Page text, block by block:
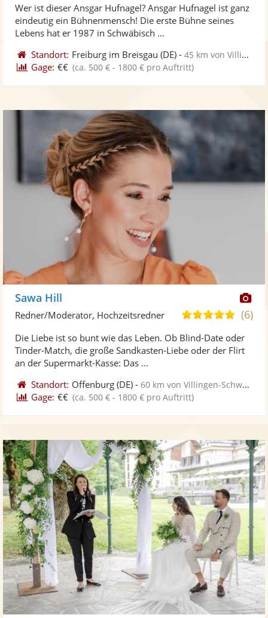
Fotos
5
Wer ist dieser Ansgar Hufnagel? Ansgar Hufnagel ist ganz
eindeutig ein Bühnenmensch! Die erste Bühne seines
Lebens hat er 1987 in Schwäbisch ...
Standort: Freiburg im Breisgau (DE) -45 km von Villingen-Schwenningen
Gage: €€ (ca. 500 € - 1800 € pro Auftritt)
Sawa Hill
5,0
5
(6)
Redner/Moderator, Hochzeitsredner
Die Liebe ist so bunt wie das Leben. Ob Blind-Date oder
Tinder-Match, die große Sandkasten-Liebe oder der Flirt
an der Supermarkt-Kasse: Das ...
Standort: Offenburg (DE) -60 km von Villingen-Schwenningen
Gage: €€ (ca. 500 € - 1800 € pro Auftritt)